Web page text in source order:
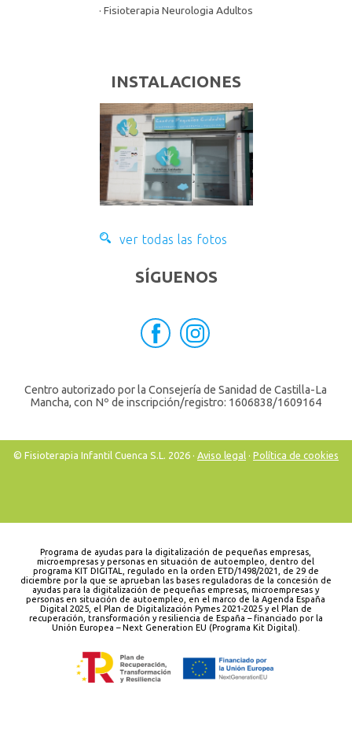
· Fisioterapia Neurologia Adultos
INSTALACIONES
ver todas las fotos
SÍGUENOS
Centro autorizado por la Consejería de Sanidad de Castilla-La
Mancha, con Nº de inscripción/registro: 1606838/1609164
© Fisioterapia Infantil Cuenca S.L. 2026 · Aviso legal · Política de cookies
Programa de ayudas para la digitalización de pequeñas empresas,
microempresas y personas en situación de autoempleo, dentro del
programa KIT DIGITAL, regulado en la orden ETD/1498/2021, de 29 de
diciembre por la que se aprueban las bases reguladoras de la concesión de
ayudas para la digitalización de pequeñas empresas, microempresas y
personas en situación de autoempleo, en el marco de la Agenda España
Digital 2025, el Plan de Digitalización Pymes 2021-2025 y el Plan de
recuperación, transformación y resiliencia de España – financiado por la
Unión Europea – Next Generation EU (Programa Kit Digital).